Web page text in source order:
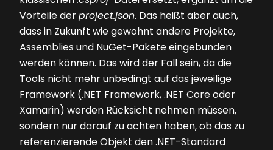
Vorteile derproject.json. Das heißt aber auch,
dass in Zukunft wie gewohnt andere Projekte,
Assemblies und NuGet-Pakete eingebunden
werden können. Das wird der Fall sein, da die
Tools nicht mehr unbedingt auf das jeweilige
Framework (.NET Framework, .NET Core oder
Xamarin) werden Rücksicht nehmen müssen,
sondern nur darauf zu achten haben, ob das zu
referenzierende Objekt den .NET-Standard